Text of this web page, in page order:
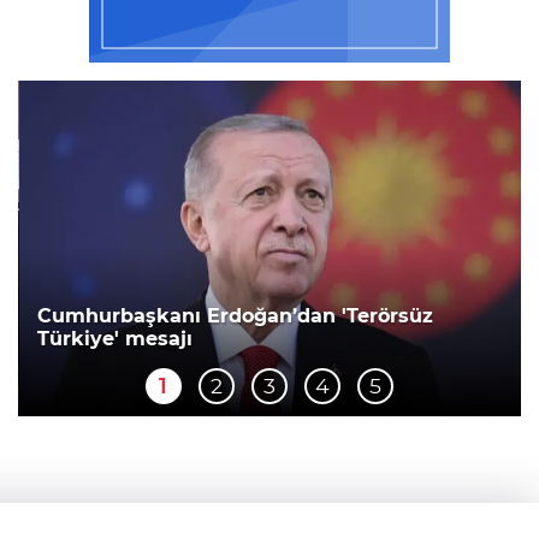
Cumhurbaşkanı Erdoğan’dan 'Terörsüz
Türkiye' mesajı
1 2 3 4 5